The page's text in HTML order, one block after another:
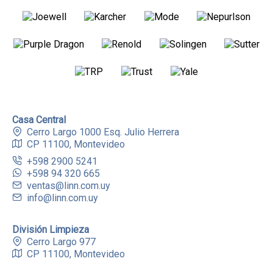
Casa Central
Cerro Largo 1000 Esq. Julio Herrera
CP 11100, Montevideo
+598 2900 5241
+598 94 320 665
ventas@linn.com.uy
info@linn.com.uy
División Limpieza
Cerro Largo 977
CP 11100, Montevideo